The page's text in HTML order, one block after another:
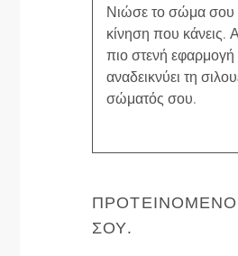
Νιώσε το σώμα σου
κίνηση που κάνεις.
πιο στενή εφαρμογή
αναδεικνύει τη
σώματός σου.
ΣΟΥ.